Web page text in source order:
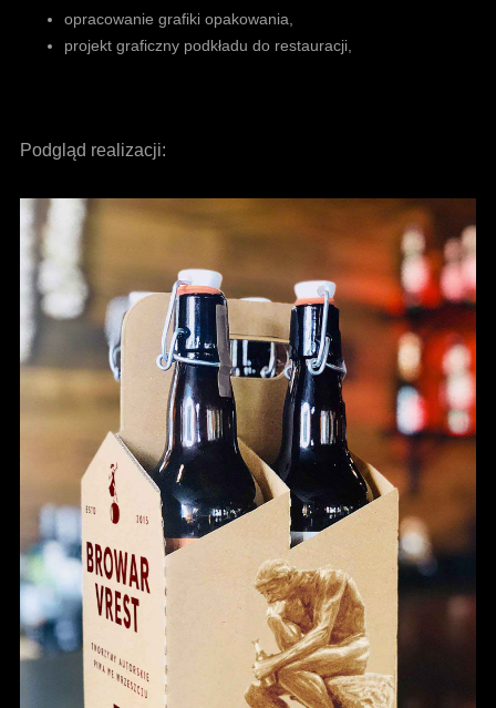
opracowanie grafiki opakowania,
projekt graficzny podkładu do restauracji,
Podgląd realizacji: